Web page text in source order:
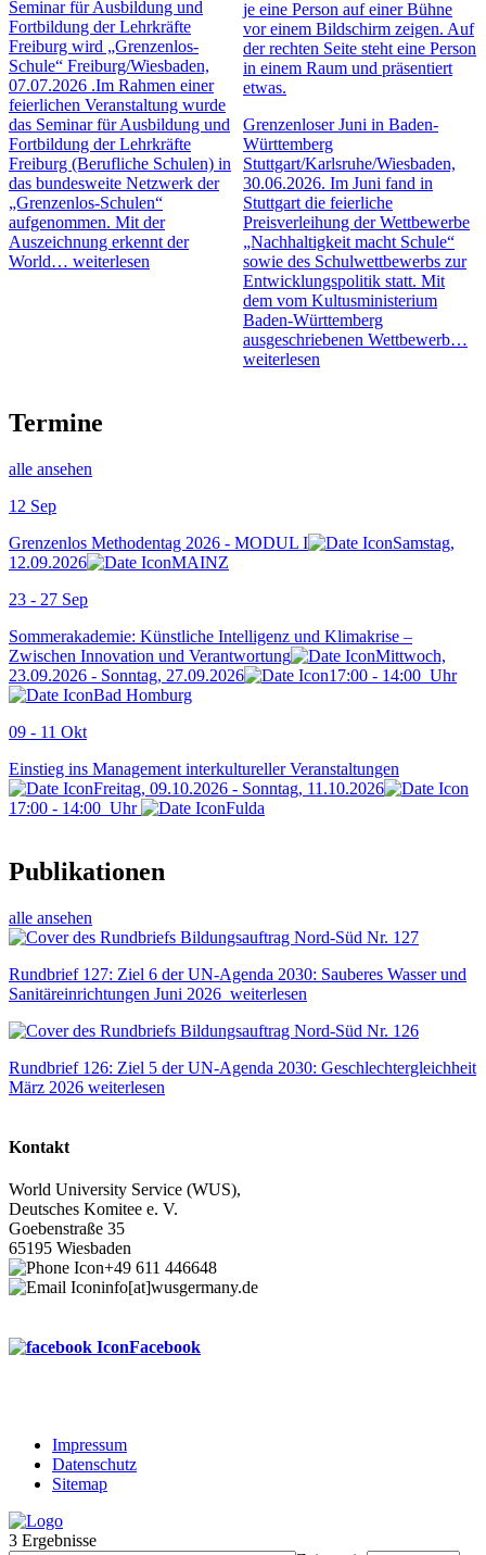
Seminar für Ausbildung und
Fortbildung der Lehrkräfte
Freiburg wird „Grenzenlos-
Schule“ Freiburg/Wiesbaden,
07.07.2026 .Im Rahmen einer
feierlichen Veranstaltung wurde
das Seminar für Ausbildung und
Fortbildung der Lehrkräfte
Freiburg (Berufliche Schulen) in
das bundesweite Netzwerk der
„Grenzenlos-Schulen“
aufgenommen. Mit der
Auszeichnung erkennt der
World… weiterlesen
Grenzenloser Juni in Baden-
Württemberg
Stuttgart/Karlsruhe/Wiesbaden,
30.06.2026. Im Juni fand in
Stuttgart die feierliche
Preisverleihung der Wettbewerbe
„Nachhaltigkeit macht Schule“
sowie des Schulwettbewerbs zur
Entwicklungspolitik statt. Mit
dem vom Kultusministerium
Baden-Württemberg
ausgeschriebenen Wettbewerb…
weiterlesen
Termine
alle ansehen
12 Sep
Grenzenlos Methodentag 2026 - MODUL I
Samstag,
12.09.2026
MAINZ
23 - 27 Sep
Sommerakademie: Künstliche Intelligenz und Klimakrise –
Zwischen Innovation und Verantwortung
Mittwoch,
23.09.2026 - Sonntag, 27.09.2026
17:00 - 14:00 Uhr
Bad Homburg
09 - 11 Okt
Einstieg ins Management interkultureller Veranstaltungen
Freitag, 09.10.2026 - Sonntag, 11.10.2026
17:00 - 14:00 Uhr Fulda
Publikationen
alle ansehen
Rundbrief 127: Ziel 6 der UN-Agenda 2030: Sauberes Wasser und
Sanitäreinrichtungen Juni 2026 weiterlesen
Rundbrief 126: Ziel 5 der UN-Agenda 2030: Geschlechtergleichheit
März 2026 weiterlesen
Kontakt
World University Service (WUS),
Deutsches Komitee e. V.
Goebenstraße 35
65195 Wiesbaden
+49 611 446648
info[at]wusgermany.de
Facebook
Footer
menu
Impressum
Datenschutz
Sitemap
3 Ergebnisse